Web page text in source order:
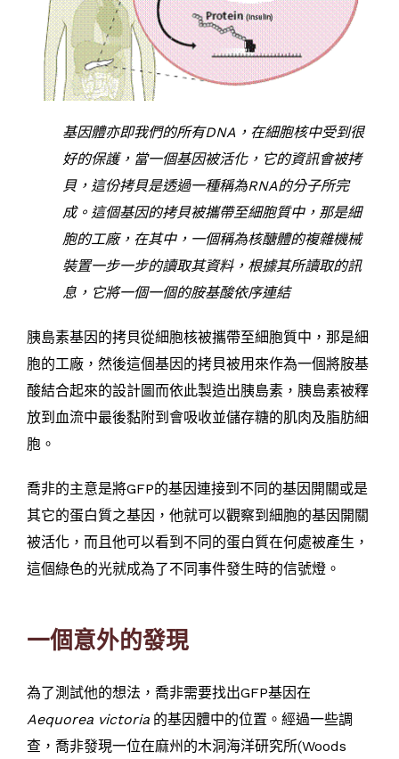
基因體亦即我們的所有DNA，在細胞核中受到很
好的保護，當一個基因被活化，它的資訊會被拷
貝，這份拷貝是透過一種稱為RNA的分子所完
成。這個基因的拷貝被攜帶至細胞質中，那是細
胞的工廠，在其中，一個稱為核醣體的複雜機械
裝置一步一步的讀取其資料，根據其所讀取的訊
息，它將一個一個的胺基酸依序連結
胰島素基因的拷貝從細胞核被攜帶至細胞質中，那是細
胞的工廠，然後這個基因的拷貝被用來作為一個將胺基
酸結合起來的設計圖而依此製造出胰島素，胰島素被釋
放到血流中最後黏附到會吸收並儲存糖的肌肉及脂肪細
胞。
喬非的主意是將GFP的基因連接到不同的基因開關或是
其它的蛋白質之基因，他就可以觀察到細胞的基因開關
被活化，而且他可以看到不同的蛋白質在何處被產生，
這個綠色的光就成為了不同事件發生時的信號燈。
一個意外的發現
為了測試他的想法，喬非需要找出GFP基因在
Aequorea victoria 的基因體中的位置。經過一些調
查，喬非發現一位在麻州的木洞海洋研究所(Woods